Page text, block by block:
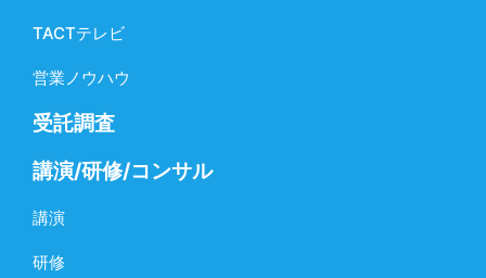
TACTテレビ
営業ノウハウ
受託調査
講演/研修/コンサル
講演
研修